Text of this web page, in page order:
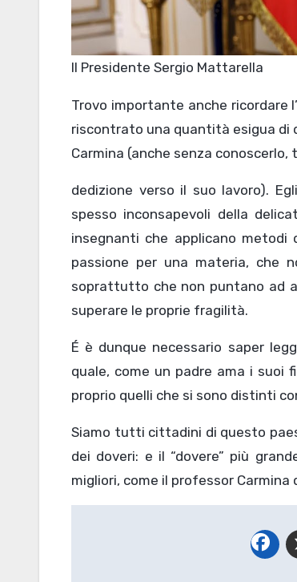
Il Presidente Sergio Mattarella
Trovo importante anche ricordare
riscontrato una quantità esigua di
Carmina (anche senza
dedizione verso il suo lavoro).
spesso inconsapevoli della
insegnanti che applicano metodi
passione per una materia, che
soprattutto che non puntano ad
superare le proprie fragilità.
É è dunque necessario saper
quale, come un padre ama i suoi
proprio quelli che si sono distinti
Siamo tutti cittadini di questo
dei doveri: e il “dovere” più
migliori, come il professor